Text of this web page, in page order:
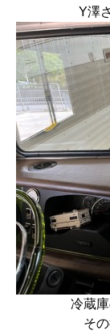
Y澤
冷蔵
そ